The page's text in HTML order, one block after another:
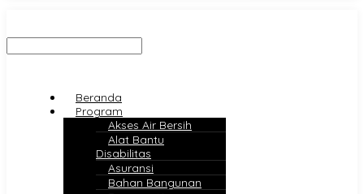
Beranda
Program
Akses Air Bersih
Alat Bantu
Disabilitas
Asuransi
Bahan Bangunan